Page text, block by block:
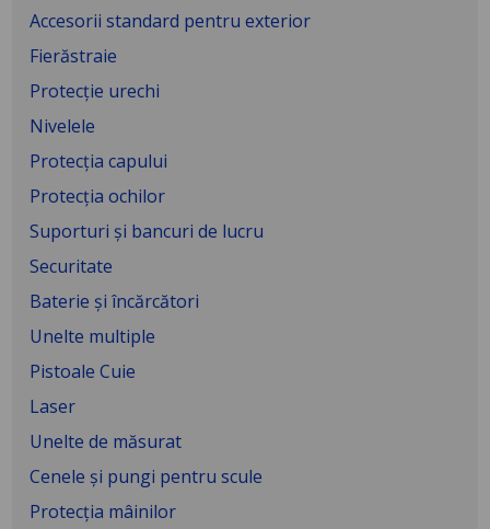
Accesorii standard pentru exterior
Fierăstraie
Protecție urechi
Nivelele
Protecția capului
Protecția ochilor
Suporturi și bancuri de lucru
Securitate
Baterie și încărcători
Unelte multiple
Pistoale Cuie
Laser
Unelte de măsurat
Cenele și pungi pentru scule
Protecția mâinilor